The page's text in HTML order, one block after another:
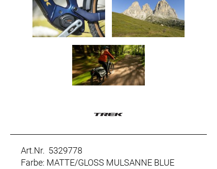
Art.Nr. 5329778
Farbe: MATTE/GLOSS MULSANNE BLUE